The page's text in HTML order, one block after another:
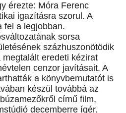
érezte: Móra Ferenc
igazításra szorul. A
fel a legjobban.
sorsa
százhuszonötödik
eredeti kézirat
cenzor javításait. A
a könyvbemutatót is
készül továbbá az
című film,
decemberre ígér.